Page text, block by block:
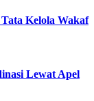
Kelola Wakaf
Lewat Apel